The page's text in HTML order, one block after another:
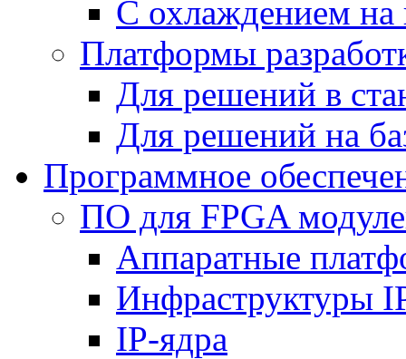
С охлаждением на
Платформы
Для решений в
Для решений на
Программное
ПО для FPGA
Аппаратные
Инфраструктуры
IP-ядра